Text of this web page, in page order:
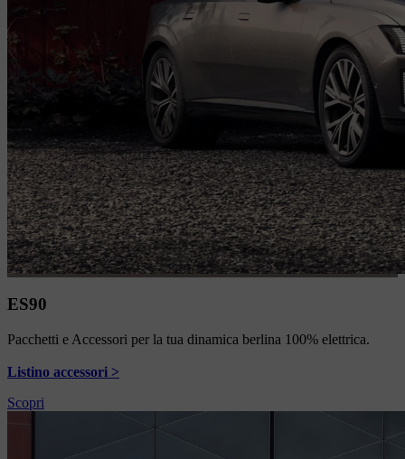
ES90
Pacchetti e Accessori per la tua dinamica berlina 100% elettrica.
Listino accessori >
Scopri